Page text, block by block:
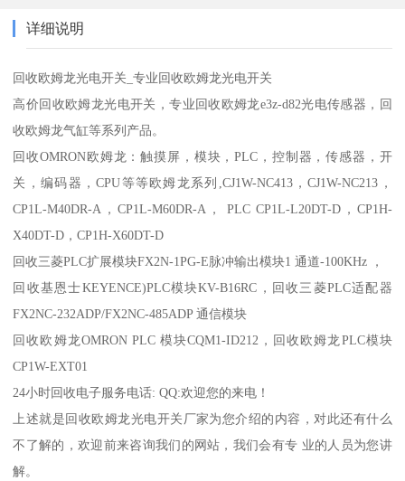
详细说明
回收欧姆龙光电开关_专业回收欧姆龙光电开关
高价回收欧姆龙光电开关，专业回收欧姆龙e3z-d82光电传感器，回
收欧姆龙气缸等系列产品。
回收OMRON欧姆龙：触摸屏，模块，PLC，控制器，传感器，开
关，编码器，CPU等等欧姆龙系列,CJ1W-NC413，CJ1W-NC213，
CP1L-M40DR-A，CP1L-M60DR-A， PLC CP1L-L20DT-D，CP1H-
X40DT-D，CP1H-X60DT-D
回收三菱PLC扩展模块FX2N-1PG-E脉冲输出模块1 通道-100KHz ，
回收基恩士KEYENCE)PLC模块KV-B16RC，回收三菱PLC适配器
FX2NC-232ADP/FX2NC-485ADP 通信模块
回收欧姆龙OMRON PLC 模块CQM1-ID212，回收欧姆龙PLC模块
CP1W-EXT01
24小时回收电子服务电话: QQ:欢迎您的来电！
上述就是回收欧姆龙光电开关厂家为您介绍的内容，对此还有什么
不了解的，欢迎前来咨询我们的网站，我们会有专 业的人员为您讲
解。